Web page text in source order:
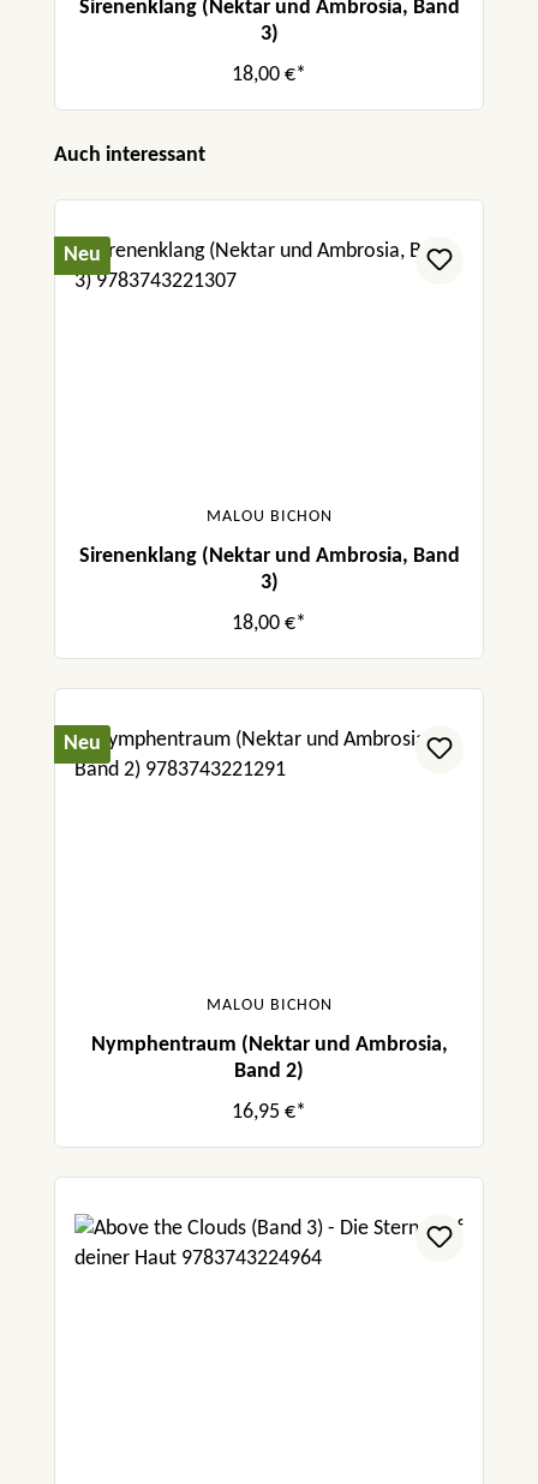
Sirenenklang (Nektar und Ambrosia, Band
3)
18,00 €*
Produktgalerie überspringen
Auch interessant
Neu
MALOU BICHON
Sirenenklang (Nektar und Ambrosia, Band
3)
18,00 €*
Neu
MALOU BICHON
Nymphentraum (Nektar und Ambrosia,
Band 2)
16,95 €*